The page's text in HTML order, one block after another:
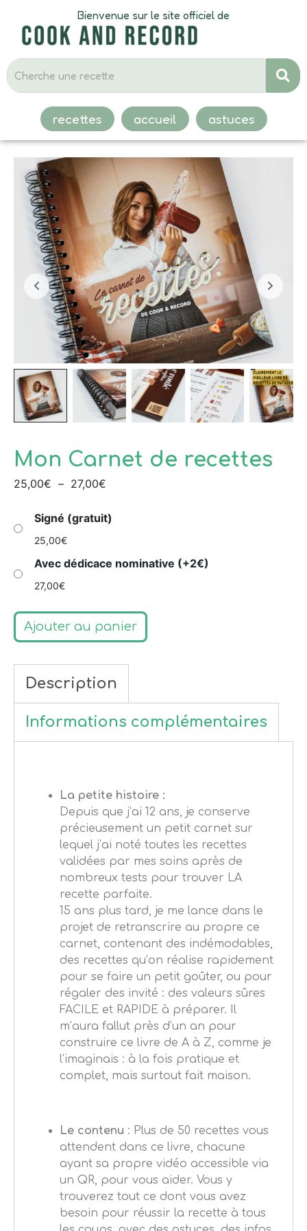
Bienvenue sur le site officiel de
recettes accueil astuces
Mon Carnet de recettes
25,00€ – 27,00€
Signé (gratuit)
25,00€
Avec dédicace nominative (+2€)
27,00€
Ajouter au panier
Description
Informations complémentaires
La petite histoire :
Depuis que j’ai 12 ans, je conserve
précieusement un petit carnet sur
lequel j’ai noté toutes les recettes
validées par mes soins après de
nombreux tests pour trouver LA
recette parfaite.
15 ans plus tard, je me lance dans le
projet de retranscrire au propre ce
carnet, contenant des indémodables,
des recettes qu’on réalise rapidement
pour se faire un petit goûter, ou pour
régaler des invité : des valeurs sûres
FACILE et RAPIDE à préparer. Il
m’aura fallut près d’un an pour
construire ce livre de A à Z, comme je
l’imaginais : à la fois pratique et
complet, mais surtout fait maison.
Le contenu : Plus de 50 recettes vous
attendent dans ce livre, chacune
ayant sa propre vidéo accessible via
un QR, pour vous aider. Vous y
trouverez tout ce dont vous avez
besoin pour réussir la recette à tous